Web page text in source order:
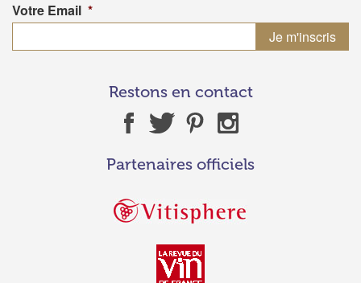
Votre Email *
Restons en contact
Partenaires officiels